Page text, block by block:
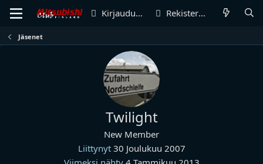
Kirjaudu sisään Rekisteröidy
Jäsenet
Twilight
New Member
Liittynyt 30 Joulukuu 2007